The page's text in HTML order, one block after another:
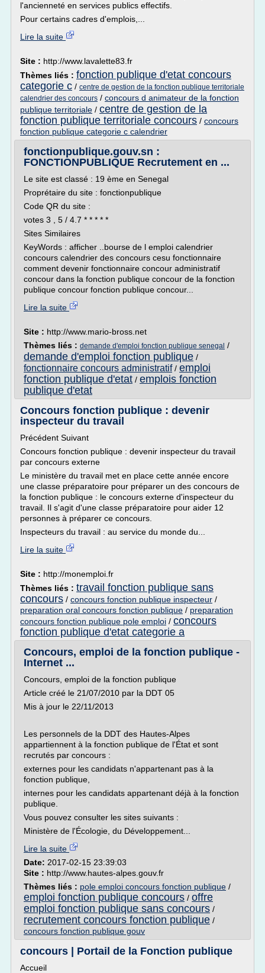
l'ancienneté en services publics effectifs.
Pour certains cadres d'emplois,...
Lire la suite
Site : http://www.lavalette83.fr
Thèmes liés : fonction publique d'etat concours
categorie c / centre de gestion de la fonction publique territoriale
calendrier des concours / concours d animateur de la fonction
publique territoriale / centre de gestion de la
fonction publique territoriale concours / concours
fonction publique categorie c calendrier
fonctionpublique.gouv.sn :
FONCTIONPUBLIQUE Recrutement en ...
Le site est classé : 19 ème en Senegal
Proprétaire du site : fonctionpublique
Code QR du site :
votes 3 , 5 / 4.7 * * * * *
Sites Similaires
KeyWords : afficher ..bourse de l emploi calendrier
concours calendrier des concours cesu fonctionnaire
comment devenir fonctionnaire concour administratif
concour dans la fonction publique concour de la fonction
publique concour fonction publique concour...
Lire la suite
Site : http://www.mario-bross.net
Thèmes liés : demande d'emploi fonction publique senegal /
demande d'emploi fonction publique /
fonctionnaire concours administratif/ emploi
fonction publique d'etat / emplois fonction
publique d'etat
Concours fonction publique : devenir
inspecteur du travail
Précédent Suivant
Concours fonction publique : devenir inspecteur du travail
par concours externe
Le ministère du travail met en place cette année encore
une classe préparatoire pour préparer un des concours de
la fonction publique : le concours externe d'inspecteur du
travail. Il s'agit d'une classe préparatoire pour aider 12
personnes à préparer ce concours.
Inspecteurs du travail : au service du monde du...
Lire la suite
Site : http://monemploi.fr
Thèmes liés : travail fonction publique sans
concours / concours fonction publique inspecteur /
preparation oral concours fonction publique / preparation
concours fonction publique pole emploi / concours
fonction publique d'etat categorie a
Concours, emploi de la fonction publique -
Internet ...
Concours, emploi de la fonction publique
Article créé le 21/07/2010 par la DDT 05
Mis à jour le 22/11/2013
Les personnels de la DDT des Hautes-Alpes
appartiennent à la fonction publique de l'État et sont
recrutés par concours :
externes pour les candidats n'appartenant pas à la
fonction publique,
internes pour les candidats appartenant déjà à la fonction
publique.
Vous pouvez consulter les sites suivants :
Ministère de l'Écologie, du Développement...
Lire la suite
Date: 2017-02-15 23:39:03
Site : http://www.hautes-alpes.gouv.fr
Thèmes liés : pole emploi concours fonction publique /
emploi fonction publique concours / offre
emploi fonction publique sans concours /
recrutement concours fonction publique /
concours fonction publique gouv
concours | Portail de la Fonction publique
Accueil